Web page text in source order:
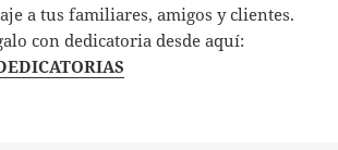
a tus familiares, amigos y clientes.
con dedicatoria desde aquí: